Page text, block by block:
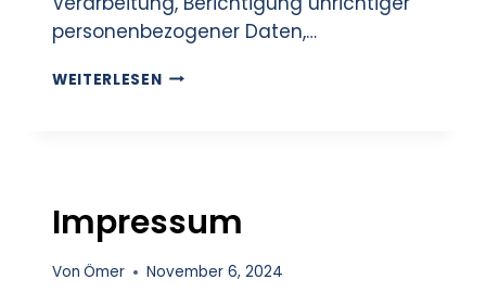
personenbezogener Daten,…
WEITERLESEN
Impressum
Von Ömer November 6, 2024